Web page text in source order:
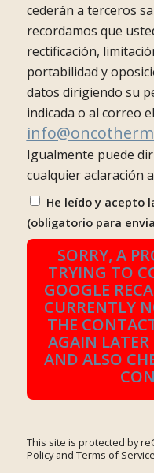
cederán a terceros
recordamos que
rectificación,
portabilidad y
datos dirigiendo su
indicada o al correo
Igualmente puede
cualquier aclaración
He leído y acepto
(obligatorio para
SORRY, A
TRYING TO
GOOGLE
CURRENTLY
THE
AGAIN LATER
AND ALSO
This site is protected by
Policyand Terms of Service